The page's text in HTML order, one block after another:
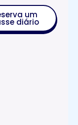
um
diário